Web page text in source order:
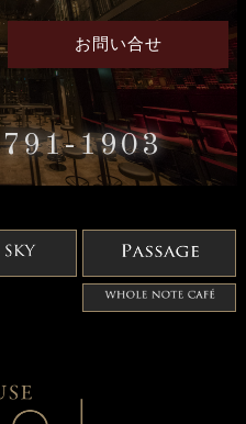
お問い合せ
1903